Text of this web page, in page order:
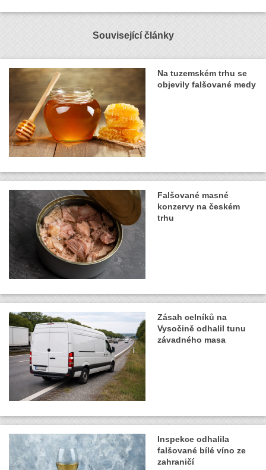
Související články
Na tuzemském trhu se
objevily falšované medy
Falšované masné
konzervy na českém
trhu
Zásah celníků na
Vysočině odhalil tunu
závadného masa
Inspekce odhalila
falšované bílé víno ze
zahraničí